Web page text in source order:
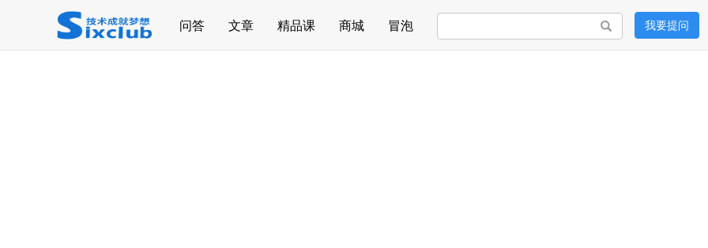
page contents
问答 文章 精品课 商城 冒泡 搜索 我要提问